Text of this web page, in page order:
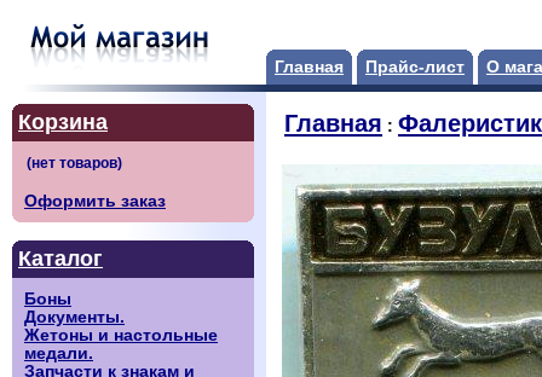
Главная Прайс-лист О
Корзина
Оформить заказ
Каталог
Боны
Документы.
Жетоны и настольные
медали.
Запчасти к знакам и
Главная :